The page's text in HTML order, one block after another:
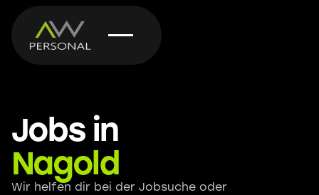
Jobs in
Nagold
Wir helfen dir bei der Jobsuche oder